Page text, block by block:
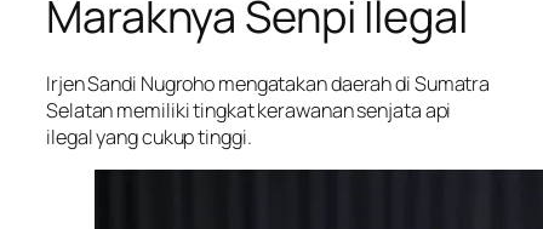
Maraknya Senpi Ilegal
Irjen Sandi Nugroho mengatakan daerah di Sumatra
Selatan memiliki tingkat kerawanan senjata api
ilegal yang cukup tinggi.